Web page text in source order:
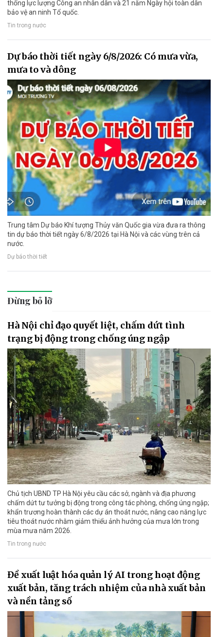
thống lực lượng Công an nhân dân và 21 năm Ngày hội toàn dân
bảo vệ an ninh Tổ quốc.
Tin trong nước
Dự báo thời tiết ngày 6/8/2026: Có mưa vừa,
mưa to và dông
Trung tâm Dự báo Khí tượng Thủy văn Quốc gia vừa đưa ra thông
tin dự báo thời tiết ngày 6/8/2026 tại Hà Nội và các vùng trên cả
nước.
Dự báo thời tiết
Đừng bỏ lỡ
Hà Nội chỉ đạo quyết liệt, chấm dứt tình
trạng bị động trong chống úng ngập
Chủ tịch UBND TP Hà Nội yêu cầu các sở, ngành và địa phương
chấm dứt tư tưởng bị động trong công tác phòng, chống úng ngập;
khẩn trương hoàn thành các dự án thoát nước, nâng cao năng lực
tiêu thoát nước nhằm giảm thiểu ảnh hưởng của mưa lớn trong
mùa mưa năm 2026.
Tin trong nước
Đề xuất luật hóa quản lý AI trong hoạt động
xuất bản, tăng trách nhiệm của nhà xuất bản
và nền tảng số